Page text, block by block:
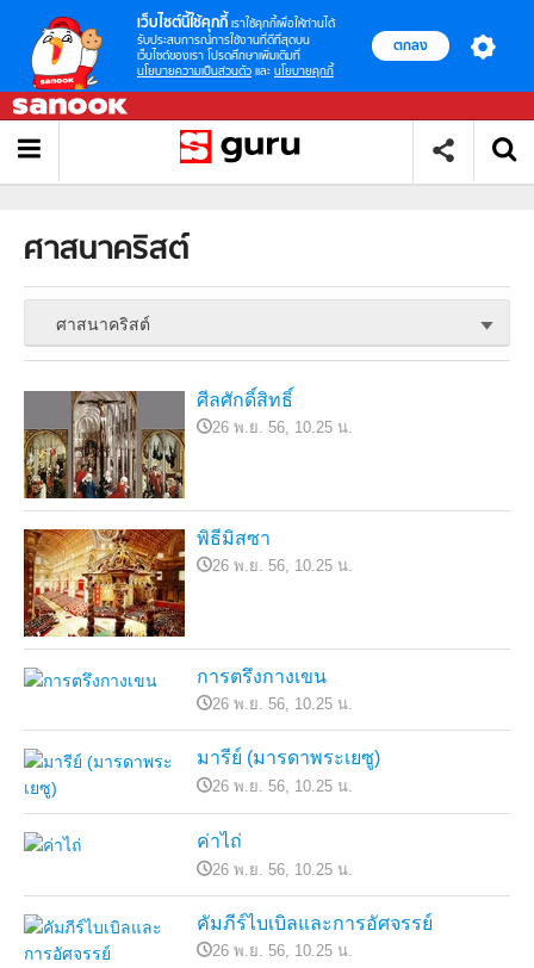
เว็บไซต์นี้ใช้คุกกี้ เราใช้คุกกี้เพื่อให้ท่านได้
รับประสบการณ์การใช้งานที่ดีที่สุดบน
เว็บไซต์ของเรา โปรดศึกษาเพิ่มเติมที่
นโยบายความเป็นส่วนตัว และ นโยบายคุกกี้
ตกลง
ศาสนาคริสต์
ศาสนาคริสต์
ศีลศักดิ์สิทธิ์
26 พ.ย. 56, 10.25 น.
พิธีมิสซา
26 พ.ย. 56, 10.25 น.
การตรึงกางเขน
26 พ.ย. 56, 10.25 น.
มารีย์ (มารดาพระเยซู)
26 พ.ย. 56, 10.25 น.
ค่าไถ่
26 พ.ย. 56, 10.25 น.
คัมภีร์ไบเบิลและการอัศจรรย์
26 พ.ย. 56, 10.25 น.